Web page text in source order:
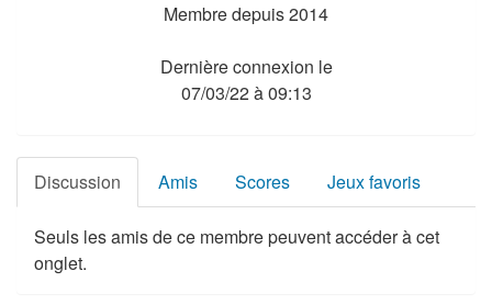
Membre depuis 2014
Dernière connexion le
07/03/22 à 09:13
Discussion Amis Scores Jeux favoris
Seuls les amis de ce membre peuvent accéder à cet
onglet.